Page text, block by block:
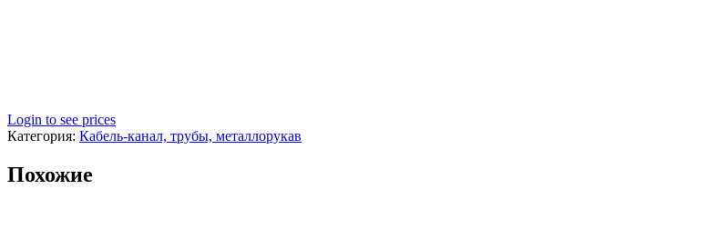
Login to see prices
Категория: Кабель-канал, трубы, металлорукав
Похожие